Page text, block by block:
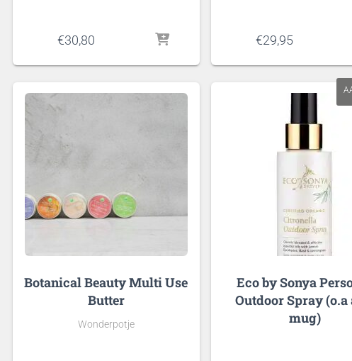
€30,80 €29,95
Botanical Beauty Multi Use
Butter
Wonderpotje
Eco by Sonya
Outdoor Spray
mug)